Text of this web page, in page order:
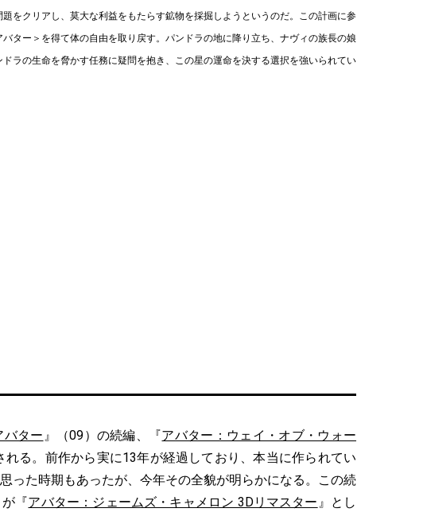
をクリアし、莫大な利益をもたらす鉱物を採掘しようというのだ。この計画に参
ター＞を得て体の自由を取り戻す。パンドラの地に降り立ち、ナヴィの族長の娘
ラの生命を脅かす任務に疑問を抱き、この星の運命を決する選択を強いられてい
バター 』（09）の続編、『アバター：ウェイ・オブ・ウォー
る。前作から実に13年が経過しており、本当に作られてい
った時期もあったが、今年その全貌が明らかになる。この続
が『アバター：ジェームズ・キャメロン 3Dリマスター 』とし